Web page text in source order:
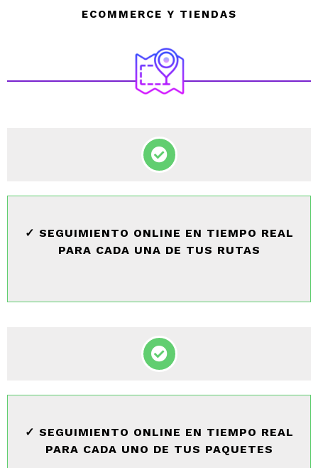
ECOMMERCE Y TIENDAS
✓ SEGUIMIENTO ONLINE EN TIEMPO REAL
PARA CADA UNA DE TUS RUTAS
✓ SEGUIMIENTO ONLINE EN TIEMPO REAL
PARA CADA UNO DE TUS PAQUETES